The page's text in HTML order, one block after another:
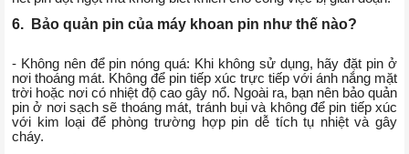
6. Bảo quản pin của máy khoan pin như thế nào?
- Không nên để pin nóng quá: Khi không sử dụng, hãy đặt pin ở
nơi thoáng mát. Không để pin tiếp xúc trực tiếp với ánh nắng mặt
trời hoặc nơi có nhiệt độ cao gây nổ. Ngoài ra, bạn nên bảo quản
pin ở nơi sạch sẽ thoáng mát, tránh bụi và không để pin tiếp xúc
với kim loại để phòng trường hợp pin dễ tích tụ nhiệt và gây
cháy.